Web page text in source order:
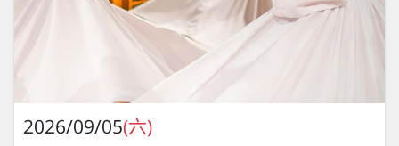
2026/09/05(六)